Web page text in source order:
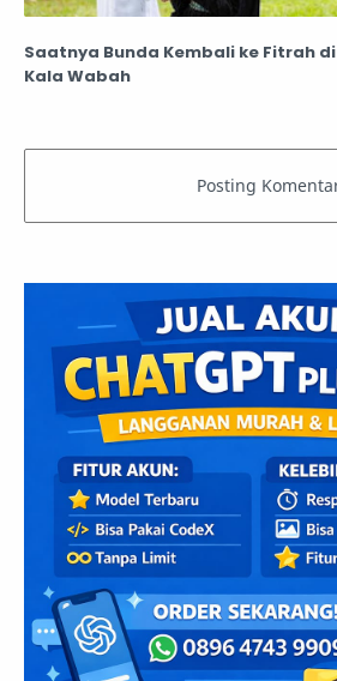
Saatnya Bunda Kembali ke Fitrah di
Kala Wabah